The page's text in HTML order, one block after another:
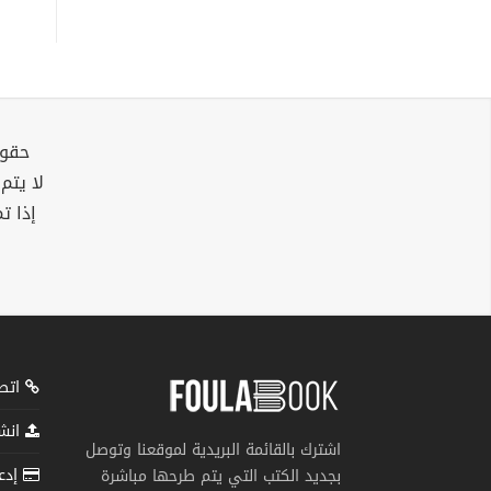
لا
إذا
اشترك بالقائمة البريدية لموقعنا وتوصل
بجديد الكتب التي يتم طرحها مباشرة